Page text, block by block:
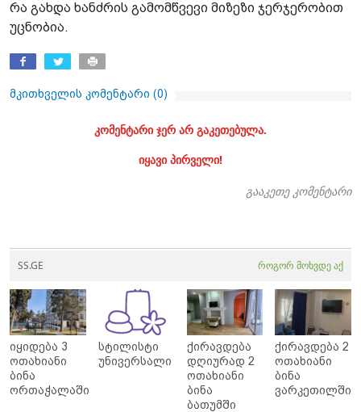
რა გახდა ხანძრის გამომწვევი მიზეზი ჯერჯერობით
უცნობია.
მკითხველის კომენტარი (0)
კომენტარი ჯერ არ გაკეთებულა.
იყავი პირველი!
გააკეთე კომენტარი
SS.GE როგორ მოხვდე აქ
იყიდება 3
ოთახიანი
ბინა
ორთაჭალაში
სტილისტი
უნივერსალი
ქირავდება
დღიურად 2
ოთახიანი
ბინა
ბათუმში
ქირავდება 2
ოთახიანი
ბინა
ვარკეთილში